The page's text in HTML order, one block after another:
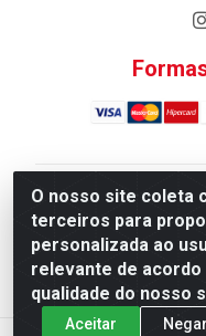
O nosso site coleta
terceiros para
personalizada ao
relevante de
qualidade do nosso
Aceitar
Atacadao da
Distribuicao LTDA -
Industrial
CNPJ